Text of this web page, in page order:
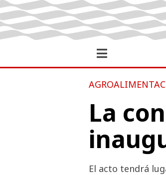
La
El acto tendrá